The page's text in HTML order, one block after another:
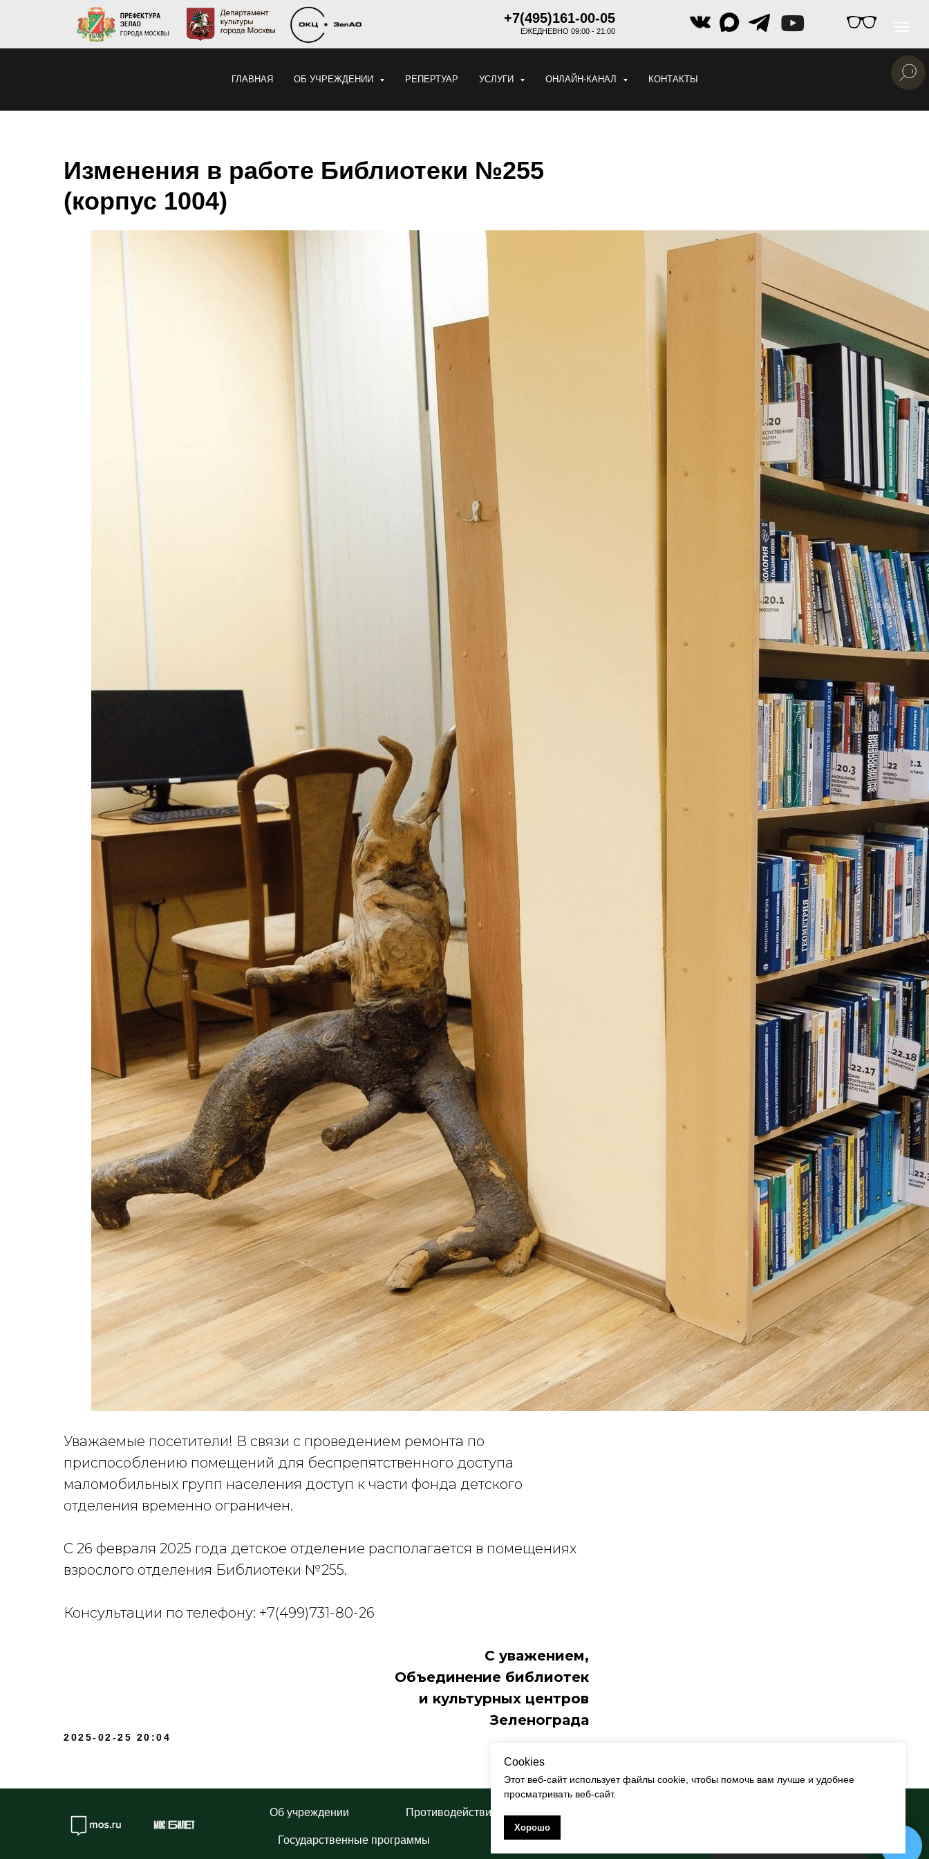
+7(495)161-00-05
ЕЖЕДНЕВНО 09:00 - 21:00
ГЛАВНАЯ ОБ УЧРЕЖДЕНИИ РЕПЕРТУАР УСЛУГИ ОНЛАЙН-КАНАЛ КОНТАКТЫ
Изменения в работе Библиотеки №255
(корпус 1004)
Уважаемые посетители! В связи с проведением ремонта по
приспособлению помещений для беспрепятственного доступа
маломобильных групп населения доступ к части фонда детского
отделения временно ограничен.
С 26 февраля 2025 года детское отделение располагается в помещениях
взрослого отделения Библиотеки №255.
Консультации по телефону: +7(499)731-80-26
С уважением,
Объединение библиотек
и культурных центров
Зеленограда
2025-02-25 20:04
Об учреждении Противодействие коррупции
Государственные программы Творческие проекты и конкурсы
Cookies
Этот веб-сайт использует файлы cookie, чтобы помочь вам лучше и удобнее
просматривать веб-сайт.
Хорошо